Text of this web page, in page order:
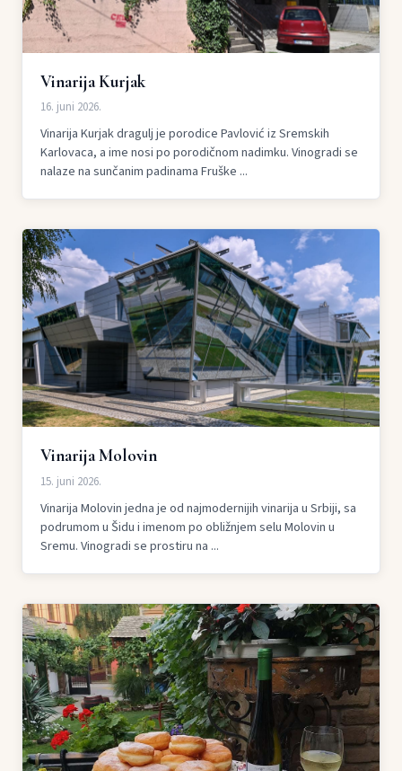
Vinarija Kurjak
16. juni 2026.
Vinarija Kurjak dragulj je porodice Pavlović iz Sremskih
Karlovaca, a ime nosi po porodičnom nadimku. Vinogradi se
nalaze na sunčanim padinama Fruške ...
Vinarija Molovin
15. juni 2026.
Vinarija Molovin jedna je od najmodernijih vinarija u Srbiji, sa
podrumom u Šidu i imenom po obližnjem selu Molovin u
Sremu. Vinogradi se prostiru na ...